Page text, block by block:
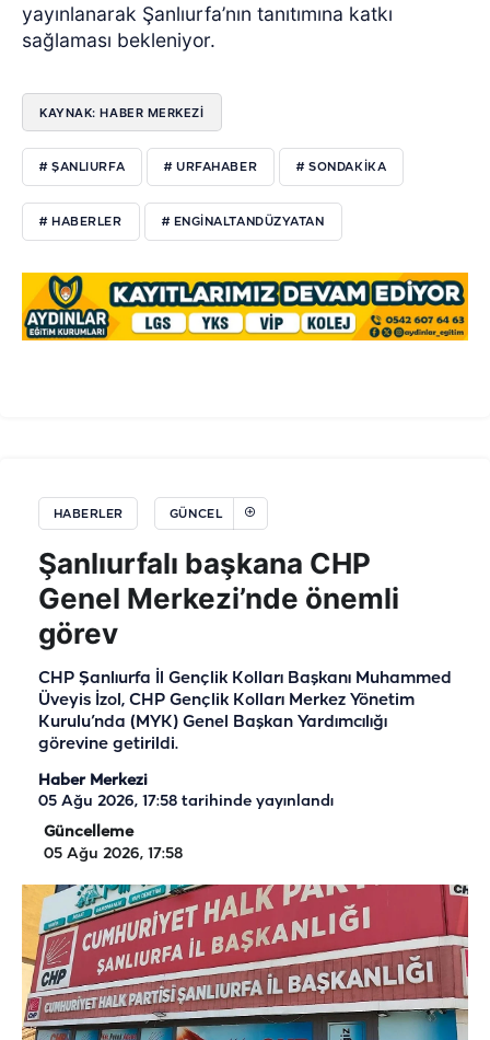
yayınlanarak Şanlıurfa’nın tanıtımına katkı
sağlaması bekleniyor.
KAYNAK: HABER MERKEZI
# ŞANLIURFA # URFAHABER # SONDAKIKA
# HABERLER # ENGINALTANDÜZYATAN
HABERLER GÜNCEL
Şanlıurfalı başkana CHP
Genel Merkezi’nde önemli
görev
CHP Şanlıurfa İl Gençlik Kolları Başkanı Muhammed
Üveyis İzol, CHP Gençlik Kolları Merkez Yönetim
Kurulu’nda (MYK) Genel Başkan Yardımcılığı
görevine getirildi.
Haber Merkezi
05 Ağu 2026, 17:58 tarihinde yayınlandı
Güncelleme
05 Ağu 2026, 17:58